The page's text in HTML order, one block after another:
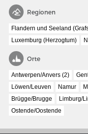
MERIAN'S GERMANY
Interaktive Karte
Regionen
Flandern und Seeland
Luxemburg (Herzogtum)
Orte
Antwerpen/Anvers (2)
Löwen/Leuven
Namur
Brügge/Brugge
Limburg/
Ostende/Oostende